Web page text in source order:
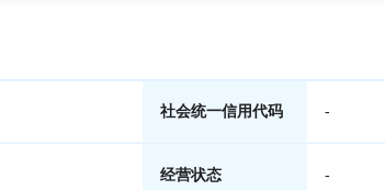
社会统一信用代码 -
经营状态 -